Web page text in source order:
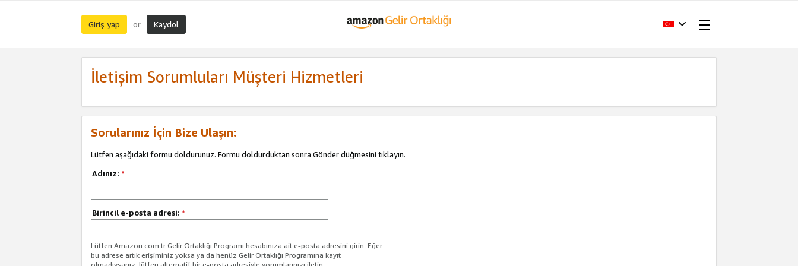
Giriş yap or Kaydol
İletişim Sorumluları Müşteri Hizmetleri
Sorularınız İçin Bize Ulaşın:
Lütfen aşağıdaki formu doldurunuz. Formu doldurduktan sonra Gönder düğmesini tıklayın.
Adınız: *
Birincil e-posta adresi: *
Lütfen Amazon.com.tr Gelir Ortaklığı Programı hesabınıza ait e-posta adresini girin. Eğer
bu adrese artık erişiminiz yoksa ya da henüz Gelir Ortaklığı Programına kayıt